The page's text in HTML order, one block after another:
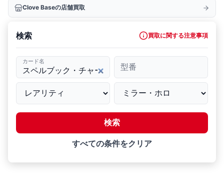
Clove Baseの店舗買取
検索 買取に関する注意事項
カード名
型番
検索
すべての条件をクリア